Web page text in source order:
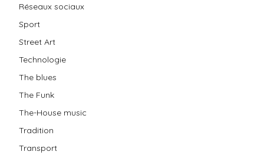
Réseaux sociaux
Sport
Street Art
Technologie
The blues
The Funk
The-House music
Tradition
Transport